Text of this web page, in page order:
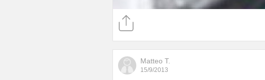
Matteo T.
15/9/2013